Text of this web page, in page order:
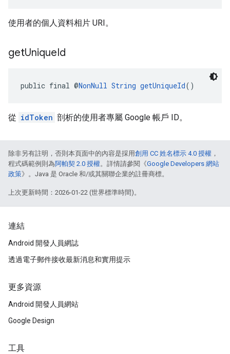
使用者的個人資料相片 URI。
getUniqueId
public final @NonNull String getUniqueId()
從 idToken 剖析的使用者專屬 Google 帳戶 ID。
除非另有註明，否則本頁面中的內容是採用創用 CC 姓名標示 4.0 授權 ，
程式碼範例則為阿帕契 2.0 授權。詳情請參閱《Google Developers 網站
政策》。Java 是 Oracle 和/或其關聯企業的註冊商標。
上次更新時間：2026-01-22 (世界標準時間)。
連結
Android 開發人員網誌
透過電子郵件接收最新消息和實用提示
更多資源
Android 開發人員網站
Google Design
工具